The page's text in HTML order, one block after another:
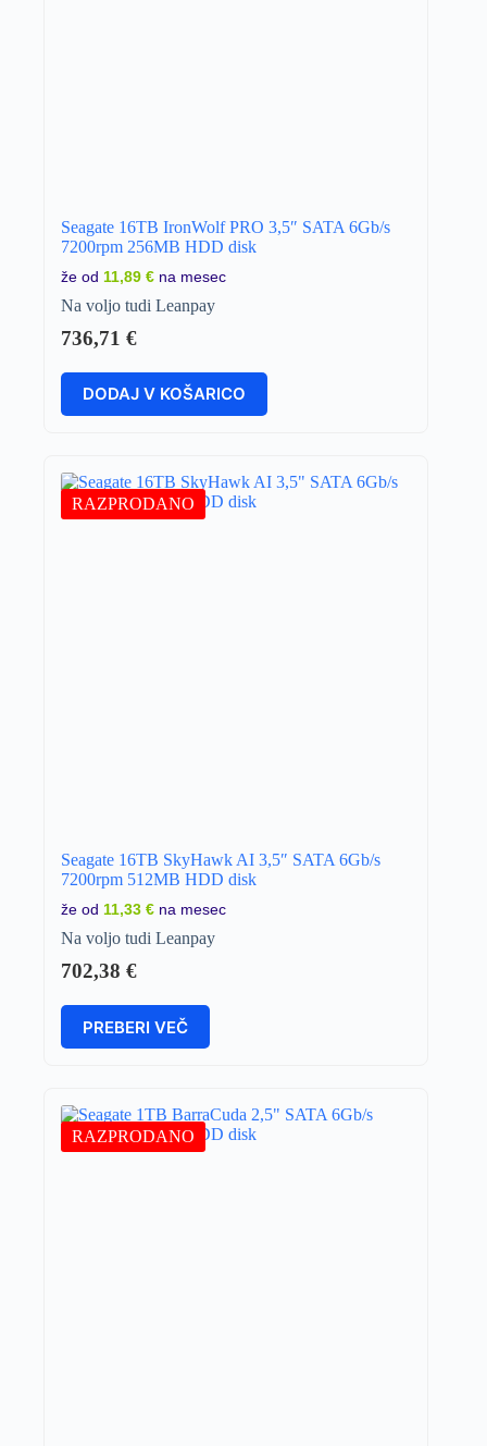
Seagate 16TB IronWolf PRO 3,5″ SATA 6Gb/s
7200rpm 256MB HDD disk
že od 11,89 € na mesec
Na voljo tudi Leanpay
736,71 €
DODAJ V KOŠARICO
RAZPRODANO
Seagate 16TB SkyHawk AI 3,5″ SATA 6Gb/s
7200rpm 512MB HDD disk
že od 11,33 € na mesec
Na voljo tudi Leanpay
702,38 €
PREBERI VEČ
RAZPRODANO